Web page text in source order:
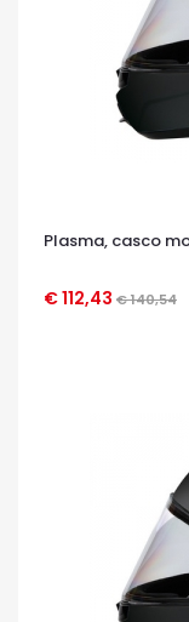
Plasma, casco
€ 112,43 € 140,54
OCCHIATA VELOCE